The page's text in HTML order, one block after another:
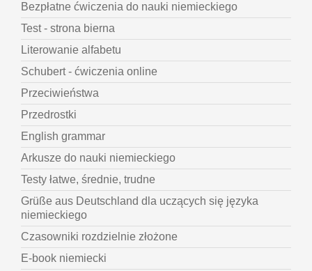
Bezpłatne ćwiczenia do nauki niemieckiego
Test - strona bierna
Literowanie alfabetu
Schubert - ćwiczenia online
Przeciwieństwa
Przedrostki
English grammar
Arkusze do nauki niemieckiego
Testy łatwe, średnie, trudne
Grüße aus Deutschland dla uczących się języka
niemieckiego
Czasowniki rozdzielnie złożone
E-book niemiecki